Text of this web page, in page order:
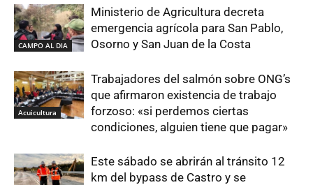
CAMPO AL DIA
Ministerio de Agricultura decreta
emergencia agrícola para San Pablo,
Osorno y San Juan de la Costa
Acuicultura
Trabajadores del salmón sobre ONG’s
que afirmaron existencia de trabajo
forzoso: «si perdemos ciertas
condiciones, alguien tiene que pagar»
Este sábado se abrirán al tránsito 12
km del bypass de Castro y se